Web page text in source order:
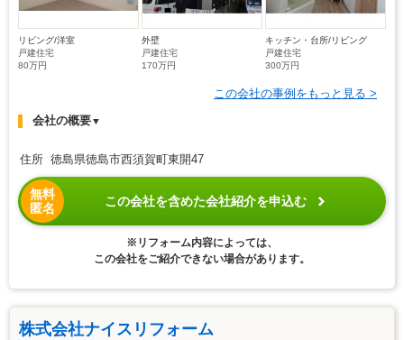
リビング/洋室
戸建住宅
80万円
外壁
戸建住宅
170万円
キッチン・台所/リビング
戸建住宅
300万円
この会社の事例をもっと見る >
会社の概要▼
住所 徳島県徳島市西須賀町東開47
無料
匿名
この会社を含めた会社紹介を申込む
※リフォーム内容によっては、
この会社をご紹介できない場合があります。
株式会社ナイスリフォーム